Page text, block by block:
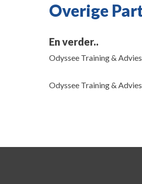
Overige
En verder..
Odyssee Training &
Odyssee Training &